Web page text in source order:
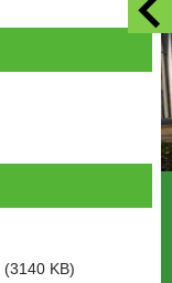
(3140 KB)